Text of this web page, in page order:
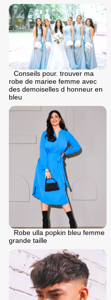
Conseils pour. trouver ma
robe de mariee femme avec
des demoiselles d honneur en
bleu
Robe ulla popkin bleu femme
grande taille